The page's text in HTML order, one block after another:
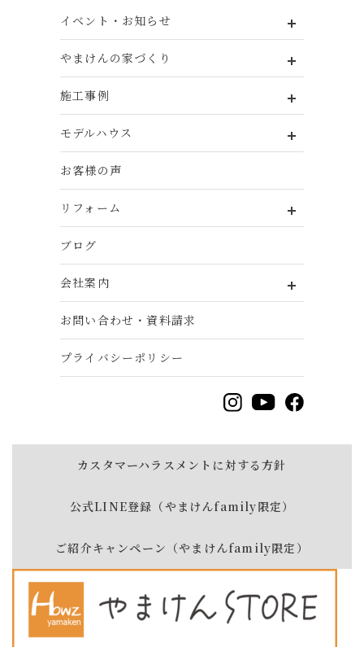
イベント・お知らせ
やまけんの家づくり
施工事例
モデルハウス
お客様の声
リフォーム
ブログ
会社案内
お問い合わせ・資料請求
プライバシーポリシー
カスタマーハラスメントに対する方針
公式LINE登録（やまけんfamily限定）
ご紹介キャンペーン（やまけんfamily限定）